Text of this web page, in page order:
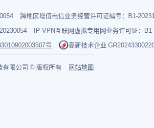
跨地区增值电信业务经营许可证编号：B1-
IP-VPN互联网虚拟专用网业务许可证：
号 高新技术企业
有限公司 © 版权所有 网站地图